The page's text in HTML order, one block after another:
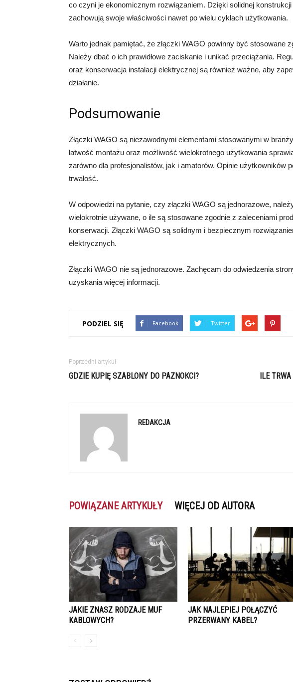
co czyni je ekonomicznym rozwiązaniem. Dzięki solidnej konstrukcji
zachowują swoje właściwości nawet po wielu cyklach użytkowania.
Warto jednak pamiętać, że złączki WAGO powinny być stosowane
Należy dbać o ich prawidłowe zaciskanie i unikać przeciążania.
oraz konserwacja instalacji elektrycznej są również ważne, aby
działanie.
Podsumowanie
Złączki WAGO są niezawodnymi elementami stosowanymi w
łatwość montażu oraz możliwość wielokrotnego użytkowania
zarówno dla profesjonalistów, jak i amatorów. Opinie użytkowników
trwałość.
W odpowiedzi na pytanie, czy złączki WAGO są jednorazowe,
wielokrotnie używane, o ile są stosowane zgodnie z zaleceniami
konserwacji. Złączki WAGO są solidnym i bezpiecznym
elektrycznych.
Złączki WAGO nie są jednorazowe. Zachęcam do odwiedzenia
uzyskania więcej informacji.
PODZIEL SIĘ Facebook Twitter
Poprzedni artykuł
GDZIE KUPIĘ SZABLONY DO PAZNOKCI? ILE
REDAKCJA
POWIĄZANE ARTYKUŁY WIĘCEJ OD AUTORA
JAKIE ZNASZ RODZAJE MUF
KABLOWYCH?
JAK NAJLEPIEJ POŁĄCZYĆ
PRZERWANY KABEL?